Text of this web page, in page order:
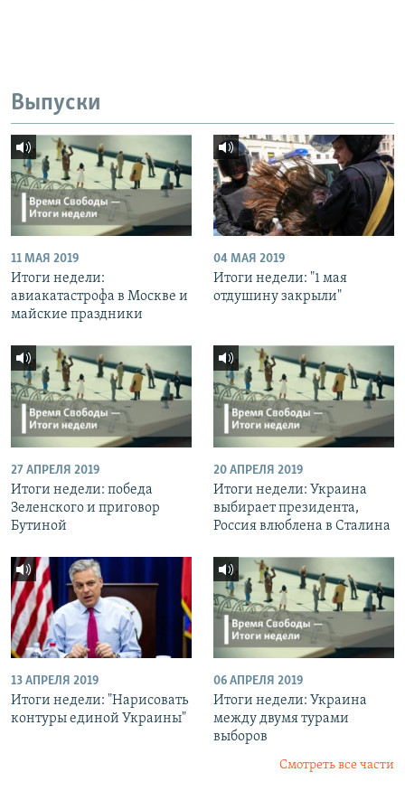
Выпуски
11 МАЯ 2019
Итоги недели:
авиакатастрофа в Москве и
майские праздники
04 МАЯ 2019
Итоги недели: "1 мая
отдушину закрыли"
27 АПРЕЛЯ 2019
Итоги недели: победа
Зеленского и приговор
Бутиной
20 АПРЕЛЯ 2019
Итоги недели: Украина
выбирает президента,
Россия влюблена в Сталина
13 АПРЕЛЯ 2019
Итоги недели: "Нарисовать
контуры единой Украины"
06 АПРЕЛЯ 2019
Итоги недели: Украина
между двумя турами
выборов
Смотреть все части